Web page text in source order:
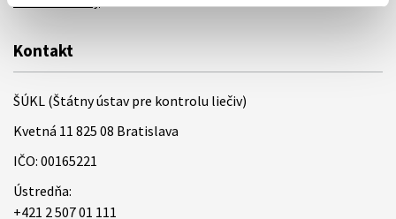
Kontakt
ŠÚKL (Štátny ústav pre kontrolu liečiv)
Kvetná 11 825 08 Bratislava
IČO: 00165221
Ústredňa:
+421 2 507 01 111